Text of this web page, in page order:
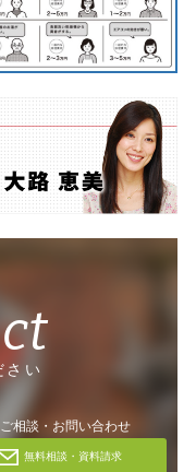
さい
ご相談・お問い合わせ
無料相談・資料請求